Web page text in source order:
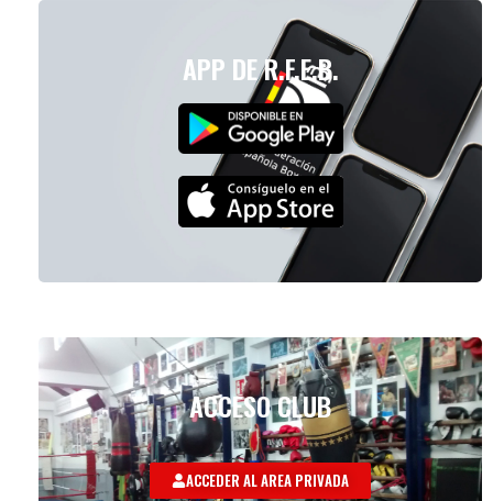
APP DE R.F.E.B.
ACCESO CLUB
ACCEDER AL AREA PRIVADA